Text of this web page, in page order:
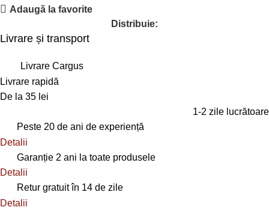
Adaugă la favorite
Distribuie:
Livrare și transport
Livrare Cargus
Livrare rapidă
De la 35 lei
1-2 zile lucrătoare
Peste 20 de ani de experiență
Detalii
Garanție 2 ani la toate produsele
Detalii
Retur gratuit în 14 de zile
Detalii